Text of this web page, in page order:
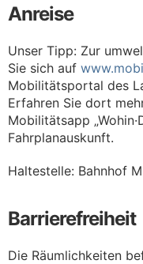
Anreise
Unser Tipp: Zur
Sie sich auf
Mobilitätsportal des
Erfahren Sie dort
Mobilitätsapp
Fahrplanauskunft.
Haltestelle: Bahnhof
Barrierefreiheit
Die Räumlichkeiten